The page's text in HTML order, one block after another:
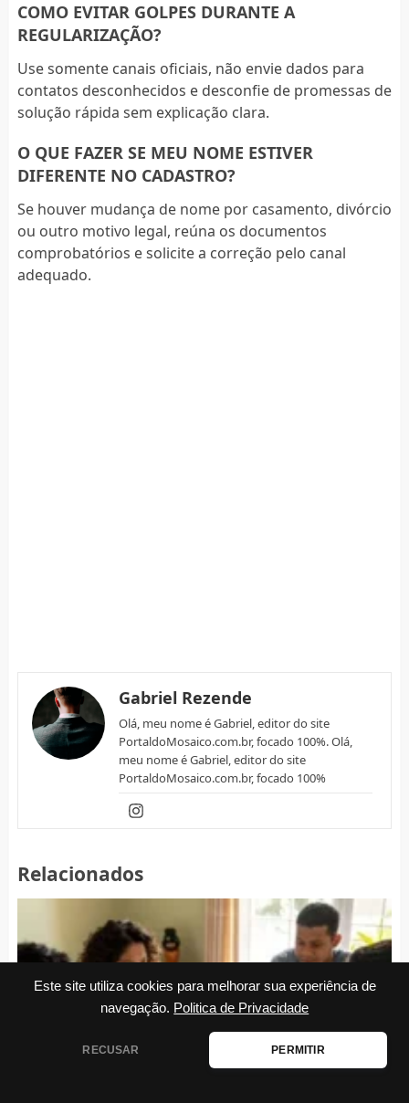
Este site utiliza cookies para melhorar sua experiência de
navegação. Politica de Privacidade
RECUSAR PERMITIR
COMO EVITAR GOLPES DURANTE A
REGULARIZAÇÃO?
Use somente canais oficiais, não envie dados para
contatos desconhecidos e desconfie de promessas de
solução rápida sem explicação clara.
O QUE FAZER SE MEU NOME ESTIVER
DIFERENTE NO CADASTRO?
Se houver mudança de nome por casamento, divórcio
ou outro motivo legal, reúna os documentos
comprobatórios e solicite a correção pelo canal
adequado.
Gabriel Rezende
Olá, meu nome é Gabriel, editor do site
PortaldoMosaico.com.br, focado 100%. Olá,
meu nome é Gabriel, editor do site
PortaldoMosaico.com.br, focado 100%
Relacionados